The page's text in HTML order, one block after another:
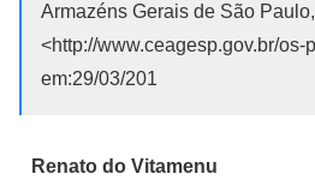
Armazéns Gerais de São
<http://www.ceagesp.gov.br/os-
em:29/03/201
Renato do Vitamenu